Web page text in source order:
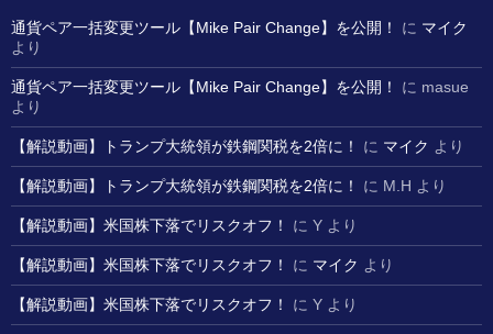
通貨ペア一括変更ツール【Mike Pair Change】を公開！ に マイク
より
通貨ペア一括変更ツール【Mike Pair Change】を公開！ に masue
より
【解説動画】トランプ大統領が鉄鋼関税を2倍に！ に マイク より
【解説動画】トランプ大統領が鉄鋼関税を2倍に！ に M.H より
【解説動画】米国株下落でリスクオフ！ に Y より
【解説動画】米国株下落でリスクオフ！ に マイク より
【解説動画】米国株下落でリスクオフ！ に Y より